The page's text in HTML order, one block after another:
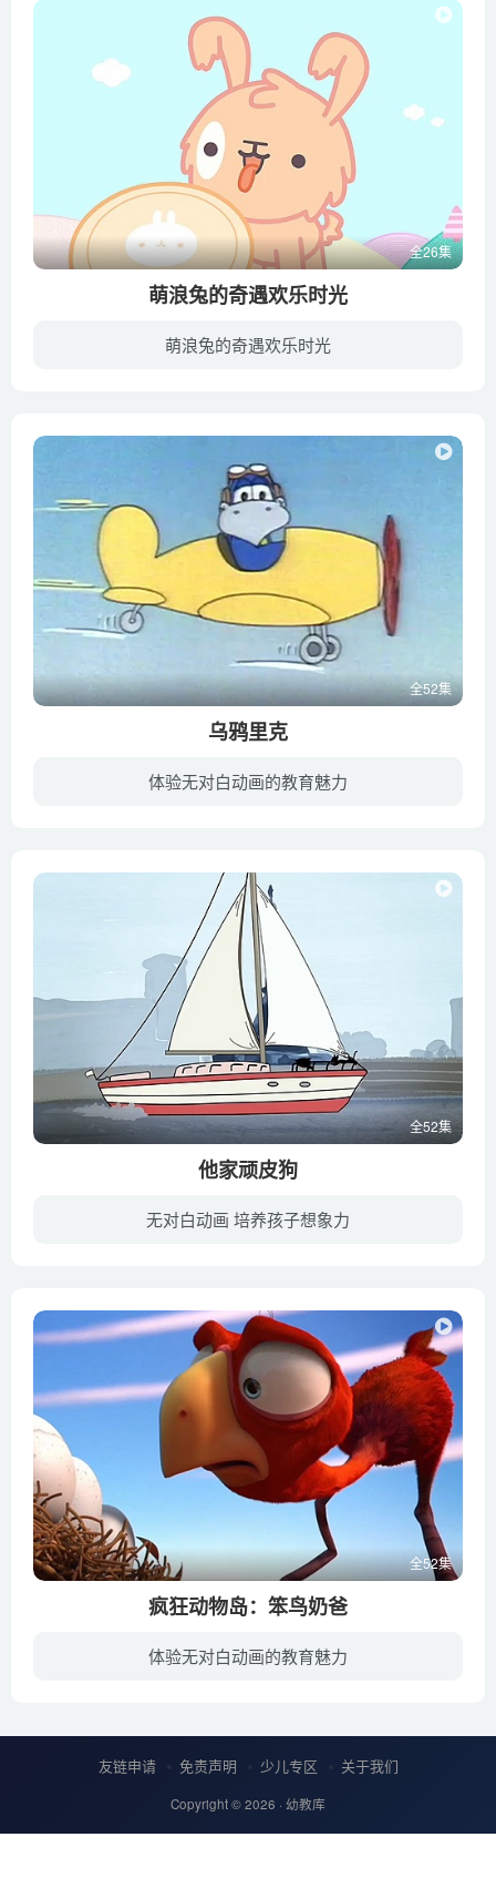
全26集
萌浪兔的奇遇欢乐时光
萌浪兔的奇遇欢乐时光
全52集
乌鸦里克
体验无对白动画的教育魅力
全52集
他家顽皮狗
无对白动画 培养孩子想象力
全52集
疯狂动物岛：笨鸟奶爸
体验无对白动画的教育魅力
友链申请 免责声明 少儿专区 关于我们
Copyright © 2026 · 幼教库